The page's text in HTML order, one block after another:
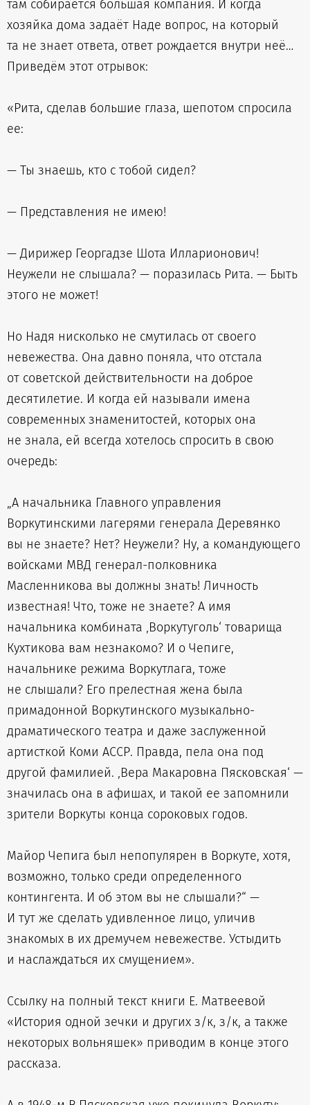
там собирается большая компания. И когда
хозяйка дома задаёт Наде вопрос, на который
та не знает ответа, ответ рождается внутри неё…
Приведём этот отрывок:
«Рита, сделав большие глаза, шепотом спросила
ее:
— Ты знаешь, кто с тобой сидел?
— Представления не имею!
— Дирижер Георгадзе Шота Илларионович!
Неужели не слышала? — поразилась Рита. — Быть
этого не может!
Но Надя нисколько не смутилась от своего
невежества. Она давно поняла, что отстала
от советской действительности на доброе
десятилетие. И когда ей называли имена
современных знаменитостей, которых она
не знала, ей всегда хотелось спросить в свою
очередь:
„А начальника Главного управления
Воркутинскими лагерями генерала Деревянко
вы не знаете? Нет? Неужели? Ну, а командующего
войсками МВД генерал-полковника
Масленникова вы должны знать! Личность
известная! Что, тоже не знаете? А имя
начальника комбината ‚Воркутуголь‘ товарища
Кухтикова вам незнакомо? И о Чепиге,
начальнике режима Воркутлага, тоже
не слышали? Его прелестная жена была
примадонной Воркутинского музыкально-
драматического театра и даже заслуженной
артисткой Коми АССР. Правда, пела она под
другой фамилией. ‚Вера Макаровна Пясковская‘ —
значилась она в афишах, и такой ее запомнили
зрители Воркуты конца сороковых годов.
Майор Чепига был непопулярен в Воркуте, хотя,
возможно, только среди определенного
контингента. И об этом вы не слышали?“ —
И тут же сделать удивленное лицо, уличив
знакомых в их дремучем невежестве. Устыдить
и наслаждаться их смущением».
Ссылку на полный текст книги Е. Матвеевой
«История одной зечки и других з/к, з/к, а также
некоторых вольняшек» приводим в конце этого
рассказа.